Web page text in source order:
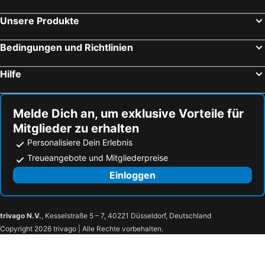
Hôtel Akena Serris Val Deurope
Hôtel Cinépole
Sainte-Lucie-de-Porto-Vecchio, Korsika Hotels
Lyon, Rhône-Alpes Hotels
Marseille, Provence-Alpes-Côte d'Azur Hotels
Unsere Produkte
Bedingungen und Richtlinien
Hilfe
Melde Dich an, um exklusive Vorteile für
Mitglieder zu erhalten
Personalisiere Dein Erlebnis
Treueangebote und Mitgliederpreise
Einloggen
trivago N.V., Kesselstraße 5 – 7, 40221 Düsseldorf, Deutschland
Copyright 2026 trivago | Alle Rechte vorbehalten.